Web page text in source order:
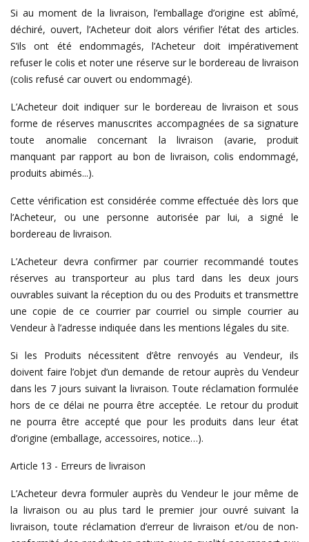
Si au moment de la livraison, l’emballage d’origine est abîmé,
déchiré, ouvert, l’Acheteur doit alors vérifier l’état des articles.
S’ils ont été endommagés, l’Acheteur doit impérativement
refuser le colis et noter une réserve sur le bordereau de livraison
(colis refusé car ouvert ou endommagé).
L’Acheteur doit indiquer sur le bordereau de livraison et sous
forme de réserves manuscrites accompagnées de sa signature
toute anomalie concernant la livraison (avarie, produit
manquant par rapport au bon de livraison, colis endommagé,
produits abimés...).
Cette vérification est considérée comme effectuée dès lors que
l’Acheteur, ou une personne autorisée par lui, a signé le
bordereau de livraison.
L’Acheteur devra confirmer par courrier recommandé toutes
réserves au transporteur au plus tard dans les deux jours
ouvrables suivant la réception du ou des Produits et transmettre
une copie de ce courrier par courriel ou simple courrier au
Vendeur à l’adresse indiquée dans les mentions légales du site.
Si les Produits nécessitent d’être renvoyés au Vendeur, ils
doivent faire l’objet d’un demande de retour auprès du Vendeur
dans les 7 jours suivant la livraison. Toute réclamation formulée
hors de ce délai ne pourra être acceptée. Le retour du produit
ne pourra être accepté que pour les produits dans leur état
d’origine (emballage, accessoires, notice…).
Article 13 - Erreurs de livraison
L’Acheteur devra formuler auprès du Vendeur le jour même de
la livraison ou au plus tard le premier jour ouvré suivant la
livraison, toute réclamation d’erreur de livraison et/ou de non-